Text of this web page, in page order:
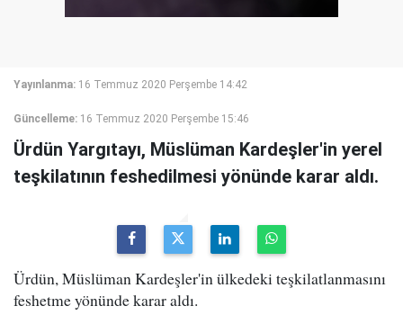
Yayınlanma: 16 Temmuz 2020 Perşembe 14:42
Güncelleme: 16 Temmuz 2020 Perşembe 15:46
Ürdün Yargıtayı, Müslüman Kardeşler'in yerel
teşkilatının feshedilmesi yönünde karar aldı.
Ürdün, Müslüman Kardeşler'in ülkedeki teşkilatlanmasını
feshetme yönünde karar aldı.